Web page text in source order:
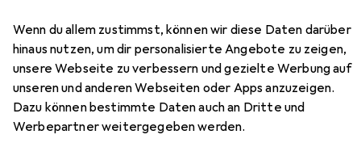
Wenn du allem zustimmst, können wir diese Daten darüber
hinaus nutzen, um dir personalisierte Angebote zu zeigen,
unsere Webseite zu verbessern und gezielte Werbung auf
unseren und anderen Webseiten oder Apps anzuzeigen.
Dazu können bestimmte Daten auch an Dritte und
Werbepartner weitergegeben werden.
Zubehör für Maigret und die
Keller des Majestic